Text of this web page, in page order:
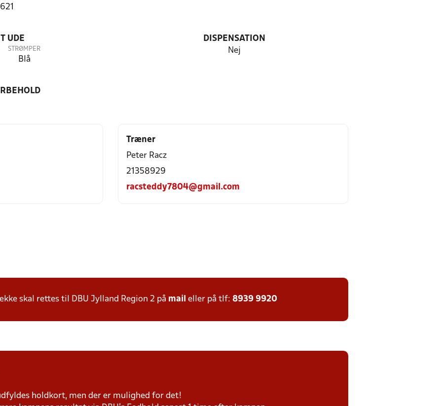
UDE
STRØMPER
Blå
DISPENSATION
Nej
Træner
Peter Racz
21358929
racsteddy7804@gmail.com
skal rettes til DBU Jylland Region 2 på mail eller på tlf: 8939 9920
holdkort, men der er mulighed for det!